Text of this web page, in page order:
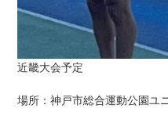
近畿大会予定
場所：神戸市総合運動公園ユ